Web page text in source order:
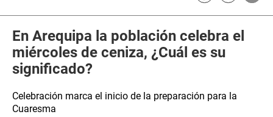
En Arequipa la población celebra el
miércoles de ceniza, ¿Cuál es su
significado?
Celebración marca el inicio de la preparación para la
Cuaresma